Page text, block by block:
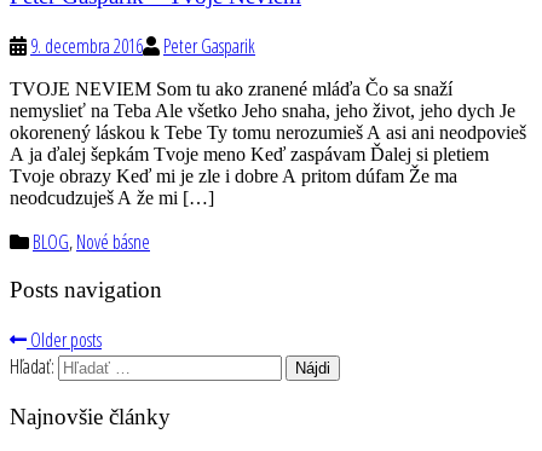
9. decembra 2016 Peter Gasparik
TVOJE NEVIEM Som tu ako zranené mláďa Čo sa snaží
nemyslieť na Teba Ale všetko Jeho snaha, jeho život, jeho dych Je
okorenený láskou k Tebe Ty tomu nerozumieš A asi ani neodpovieš
A ja ďalej šepkám Tvoje meno Keď zaspávam Ďalej si pletiem
Tvoje obrazy Keď mi je zle i dobre A pritom dúfam Že ma
neodcudzuješ A že mi […]
BLOG,Nové básne
Posts navigation
Older posts
Hľadať:
Najnovšie články